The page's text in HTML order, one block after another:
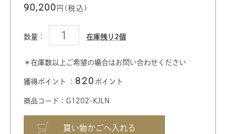
90,200 円(税込)
数量： 在庫残り2個
＊在庫数以上ご希望の場合はお問い合わせください
獲得ポイント ： 820 ポイント
商品コード：G1202-KJLN